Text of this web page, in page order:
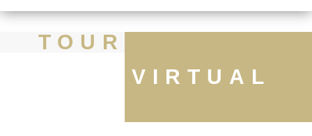
TOUR
VIRTUAL